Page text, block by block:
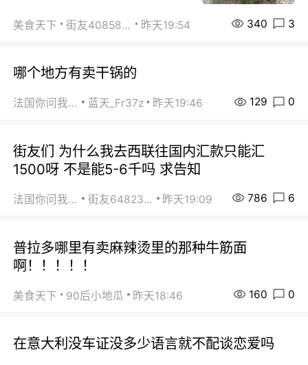
美食天下 街友40858442 昨天19:54 340 3
哪个地方有卖干锅的
法国你问我答 蓝天_Fr37z 昨天19:46 129 0
街友们 为什么我去西联往国内汇款只能汇
1500呀 不是能5-6千吗 求告知
法国你问我答 街友64823891 昨天19:09 786 6
普拉多哪里有卖麻辣烫里的那种牛筋面
啊！！！！！
美食天下 90后小地瓜 昨天18:46 160 0
在意大利没车证没多少语言就不配谈恋爱吗